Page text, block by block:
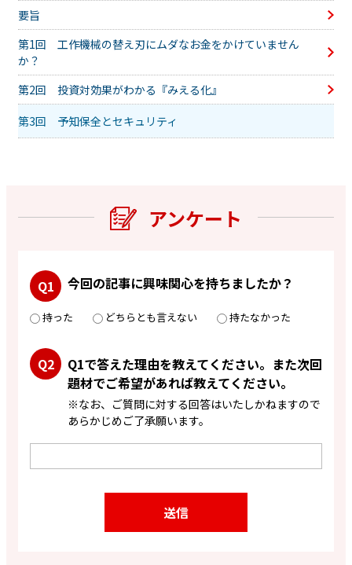
要旨
第1回 工作機械の替え刃にムダなお金をかけていません
か？
第2回 投資対効果がわかる『みえる化』
第3回 予知保全とセキュリティ
アンケート
Q1 今回の記事に興味関心を持ちましたか？
持った どちらとも言えない 持たなかった
Q2
Q1で答えた理由を教えてください。また次回
題材でご希望があれば教えてください。
※なお、ご質問に対する回答はいたしかねますので
あらかじめご了承願います。
送信